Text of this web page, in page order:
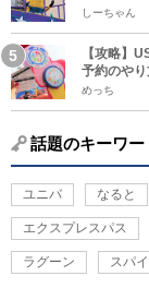
しーちゃん
【攻略】
予約のや
めっち
話題のキーワー
ユニバ なると
エクスプレスパス
ラグーン スパ